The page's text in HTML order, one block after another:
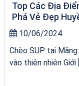
Top Các Địa
Phá Vẻ Đẹp
10/06/2024
Chèo SUP tại
vào thiên nhiên Giới